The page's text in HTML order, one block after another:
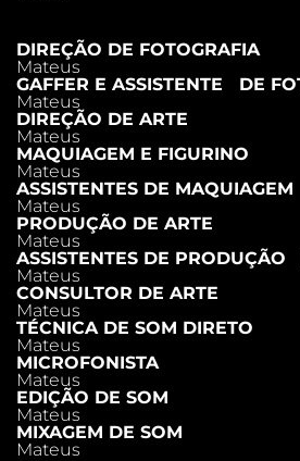
DIREÇÃO DE FOTOGRAFIA
Mateus
GAFFER E ASSISTENTE DE
Mateus
DIREÇÃO DE ARTE
Mateus
MAQUIAGEM E FIGURINO
Mateus
ASSISTENTES DE
Mateus
PRODUÇÃO DE ARTE
Mateus
ASSISTENTES DE PRODUÇÃO
Mateus
CONSULTOR DE ARTE
Mateus
TÉCNICA DE SOM DIRETO
Mateus
MICROFONISTA
Mateus
EDIÇÃO DE SOM
Mateus
MIXAGEM DE SOM
Mateus